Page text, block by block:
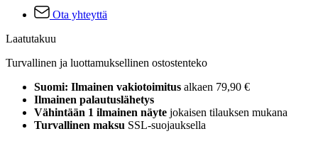
Ota yhteyttä
Laatutakuu
Turvallinen ja luottamuksellinen ostostenteko
Suomi: Ilmainen vakiotoimitus alkaen 79,90 €
Ilmainen palautuslähetys
Vähintään 1 ilmainen näyte jokaisen tilauksen mukana
Turvallinen maksu SSL-suojauksella